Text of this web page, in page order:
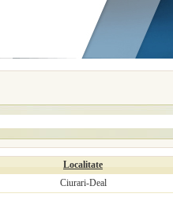
Localitate
Ciurari-Deal